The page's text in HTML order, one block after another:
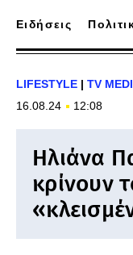
Ειδήσεις
LIFESTYLE | TV
16.08.24
12:08
Ηλιάνα
κρίνουν